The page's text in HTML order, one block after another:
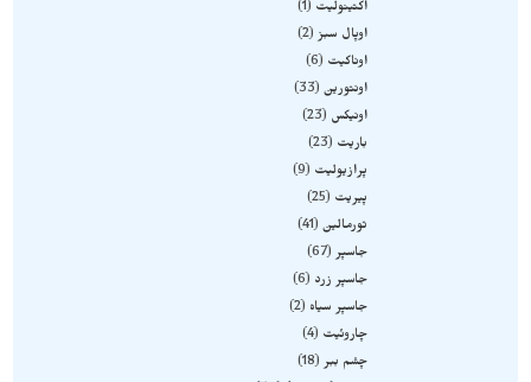
اکتینولیت
1
اوپال سبز 2
اوناکیت
6
اونتورین 33
اونیکس
23
باریت
23
پرازیولیت
9
پیریت
25
تورمالین 41
جاسپر 67
جاسپر زرد
6
جاسپر سیاه
2
چاروئیت
4
چشم ببر 18